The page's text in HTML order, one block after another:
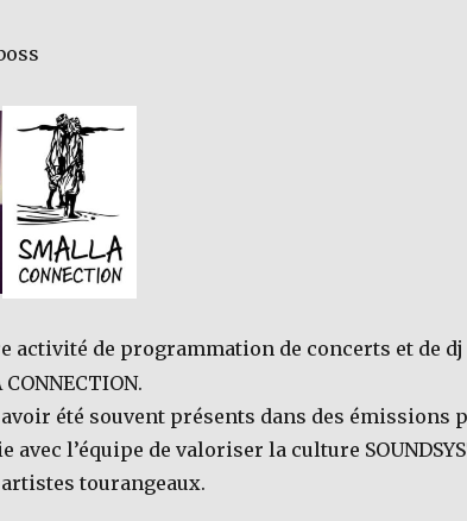
activité de programmation de concerts et de
été souvent présents dans des émissions
l’équipe de valoriser la culture
tourangeaux.